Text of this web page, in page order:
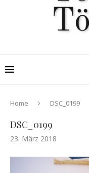
Home DSC_0199
DSC_0199
23. März 2018